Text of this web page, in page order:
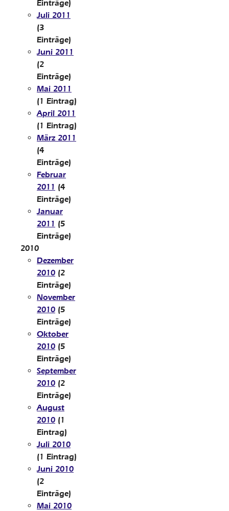
Einträge)
Juli 2011
(3
Einträge)
Juni 2011
(2
Einträge)
Mai 2011
(1 Eintrag)
April 2011
(1 Eintrag)
März 2011
(4
Einträge)
Februar
2011 (4
Einträge)
Januar
2011 (5
Einträge)
2010
Dezember
2010 (2
Einträge)
November
2010 (5
Einträge)
Oktober
2010 (5
Einträge)
September
2010 (2
Einträge)
August
2010 (1
Eintrag)
Juli 2010
(1 Eintrag)
Juni 2010
(2
Einträge)
Mai 2010